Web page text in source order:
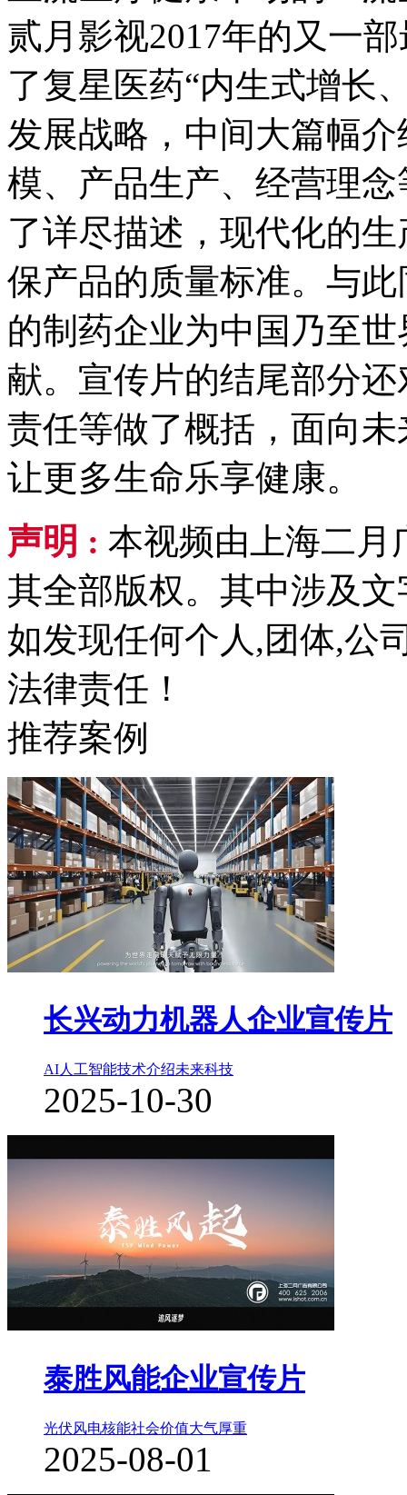
贰月影视2017年的又一
了复星医药“内生式增长
发展战略，中间大篇幅
模、产品生产、经营理
了详尽描述，现代化的
保产品的质量标准。与
的制药企业为中国乃至
献。宣传片的结尾部分
责任等做了概括，面向
让更多生命乐享健康。
声明 : 本视频由上海二月
其全部版权。其中涉及
如发现任何个人,团体,公
法律责任！
推荐案例
长兴动力机器人企业宣传片
AI人工智能技术介绍未来科技
2025-10-30
泰胜风能企业宣传片
光伏风电核能社会价值大气厚重
2025-08-01